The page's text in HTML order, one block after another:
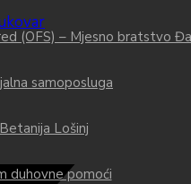
(OFS) – Mjesno bratstvo
samoposluga
Betanija Lošinj
duhovne pomoći